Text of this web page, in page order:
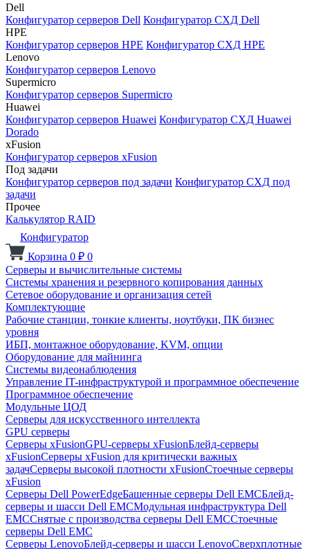
Dell
Конфигуратор серверов Dell Конфигуратор СХД Dell
HPE
Конфигуратор серверов HPE Конфигуратор СХД HPE
Lenovo
Конфигуратор серверов Lenovo
Supermicro
Конфигуратор серверов Supermicro
Huawei
Конфигуратор серверов Huawei Конфигуратор СХД Huawei
Dorado
xFusion
Конфигуратор серверов xFusion
Под задачи
Конфигуратор серверов под задачи Конфигуратор СХД под
задачи
Прочее
Калькулятор RAID
Конфигуратор
Корзина 0 ₽ 0
Серверы и вычислительные системы
Системы хранения и резервного копирования данных
Сетевое оборудование и организация сетей
Комплектующие
Рабочие станции, тонкие клиенты, ноутбуки, ПК бизнес
уровня
ИБП, монтажное оборудование, KVM, опции
Оборудование для майнинга
Системы видеонаблюдения
Управление IT-инфраструктурой и программное обеспечение
Программное обеспечение
Модульные ЦОД
Серверы для искусственного интеллекта
GPU серверы
Серверы xFusionGPU-серверы xFusionБлейд-серверы
xFusionСерверы xFusion для критически важных
задачСерверы высокой плотности xFusionСтоечные серверы
xFusion
Серверы Dell PowerEdgeБашенные серверы Dell EMCБлейд-
серверы и шасси Dell EMCМодульная инфраструктура Dell
EMCСнятые с производства серверы Dell EMCСтоечные
серверы Dell EMC
Серверы LenovoБлейд-серверы и шасси LenovoСверхплотные